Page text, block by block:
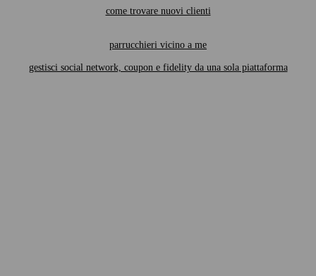
come trovare nuovi clienti
parrucchieri vicino a me
gestisci social network, coupon e fidelity da una sola piattaforma